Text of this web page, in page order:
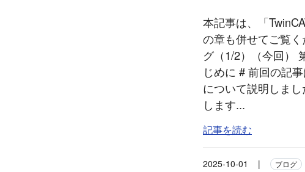
本記事は、「
の章も併せてご覧
グ（1/2）（今回）
じめに # 前回の記
について説明しま
します...
記事を読む
2025-10-01 | ブログ